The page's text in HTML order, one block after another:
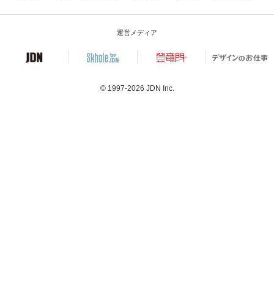
運営メディア
© 1997-2026 JDN Inc.